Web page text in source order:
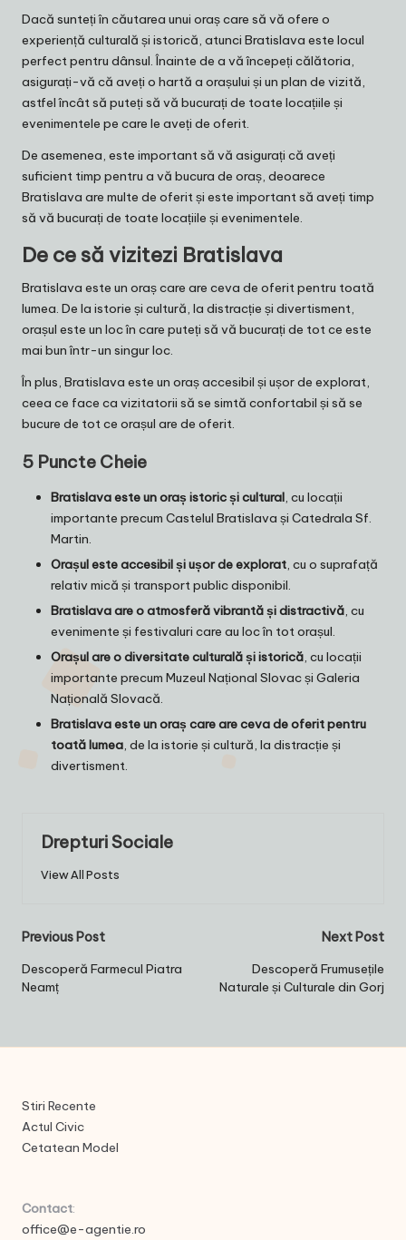
Dacă sunteți în căutarea unui oraș care să vă ofere o
experiență culturală și istorică, atunci Bratislava este locul
perfect pentru dânsul. Înainte de a vă începeți călătoria,
asigurați-vă că aveți o hartă a orașului și un plan de vizită,
astfel încât să puteți să vă bucurați de toate locațiile și
evenimentele pe care le aveți de oferit.
De asemenea, este important să vă asigurați că aveți
suficient timp pentru a vă bucura de oraș, deoarece
Bratislava are multe de oferit și este important să aveți timp
să vă bucurați de toate locațiile și evenimentele.
De ce să vizitezi Bratislava
Bratislava este un oraș care are ceva de oferit pentru toată
lumea. De la istorie și cultură, la distracție și divertisment,
orașul este un loc în care puteți să vă bucurați de tot ce este
mai bun într-un singur loc.
În plus, Bratislava este un oraș accesibil și ușor de explorat,
ceea ce face ca vizitatorii să se simtă confortabil și să se
bucure de tot ce orașul are de oferit.
5 Puncte Cheie
Bratislava este un oraș istoric și cultural, cu locații
importante precum Castelul Bratislava și Catedrala Sf.
Martin.
Orașul este accesibil și ușor de explorat, cu o suprafață
relativ mică și transport public disponibil.
Bratislava are o atmosferă vibrantă și distractivă, cu
evenimente și festivaluri care au loc în tot orașul.
Orașul are o diversitate culturală și istorică, cu locații
importante precum Muzeul Național Slovac și Galeria
Națională Slovacă.
Bratislava este un oraș care are ceva de oferit pentru
toată lumea, de la istorie și cultură, la distracție și
divertisment.
Drepturi Sociale
View All Posts
Post
navigation
Previous Post
Descoperă Farmecul Piatra
Neamț
Next Post
Descoperă Frumusețile
Naturale și Culturale din Gorj
Stiri Recente
Actul Civic
Cetatean Model
Contact:
office@e-agentie.ro